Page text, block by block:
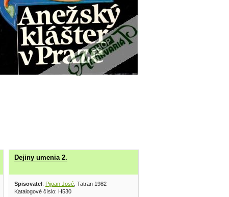
Dejiny umenia 2.
Spisovatel: Pijoan José , Tatran 1982
Katalogové číslo: H530